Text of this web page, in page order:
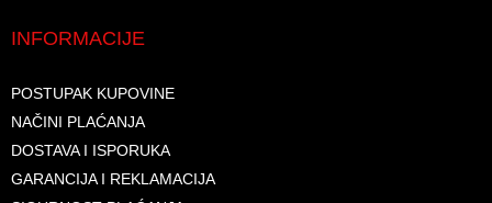
INFORMACIJE
POSTUPAK KUPOVINE
NAČINI PLAĆANJA
DOSTAVA I ISPORUKA
GARANCIJA I REKLAMACIJA